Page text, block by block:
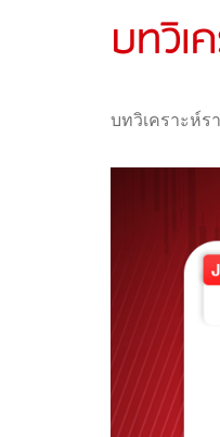
บทวิเ
บทวิเคราะห์ร